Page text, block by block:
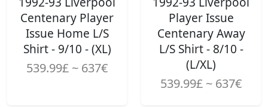
Centenary Player
Issue Home L/S
Shirt - 9/10 - (XL)
539.99£ ~ 637€
Player Issue
Centenary Away
L/S Shirt - 8/10 -
(L/XL)
539.99£ ~ 637€